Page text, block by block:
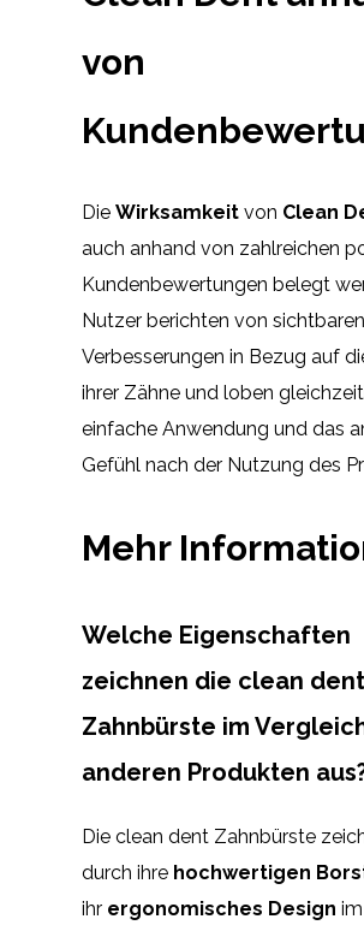
von
Die Wirksamkeit von Clean
auch anhand von zahlreichen
Kundenbewertungen belegt
Nutzer berichten von sichtbaren
Verbesserungen in Bezug auf
ihrer Zähne und loben
einfache Anwendung und das
Gefühl nach der Nutzung des
Mehr
Welche Eigenschaften
zeichnen die clean dent
Zahnbürste im
anderen Produkten
Die clean dent Zahnbürste
durch ihre hochwertigen
ihr ergonomisches Design